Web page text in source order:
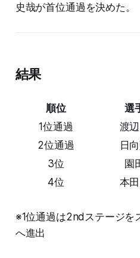
史哉が首位通過を決めた。
結果
順位 選
1位通過
渡
2位通過
日
3位
園
4位
本
※1位通過は2ndステージを
へ進出